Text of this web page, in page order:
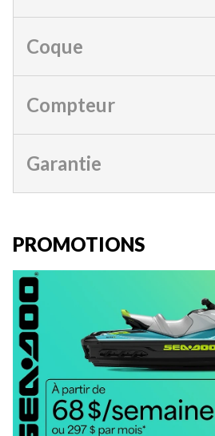
Coque
Compteur
Garantie
PROMOTIONS